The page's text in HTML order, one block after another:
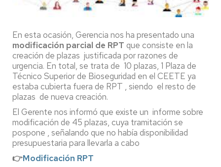
En esta ocasión, Gerencia nos ha presentado una
modificación parcial de RPT que consiste en la
creación de plazas justificada por razones de
urgencia. En total, se trata de 10 plazas, 1 Plaza de
Técnico Superior de Bioseguridad en el CEETE ya
estaba cubierta fuera de RPT , siendo el resto de
plazas de nueva creación.
El Gerente nos informó que existe un informe sobre
modificación de 45 plazas, cuya tramitación se
pospone , señalando que no había disponibilidad
presupuestaria para llevarla a cabo
👉Modificación RPT